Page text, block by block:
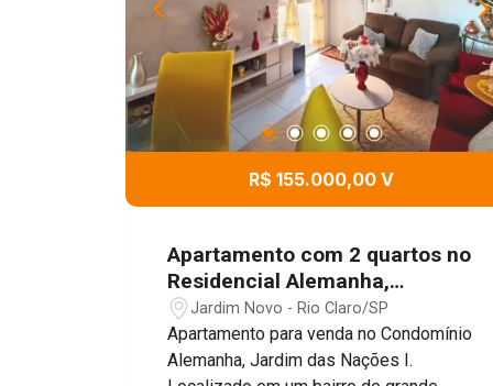
R$ 155.000,00 V
Apartamento com 2 quartos no
Residencial Alemanha,
47,45m² - Jardim Novo, Rio
Claro/SP
Jardim Novo - Rio Claro/SP
Apartamento para venda no Condomínio
Alemanha, Jardim das Nações I.